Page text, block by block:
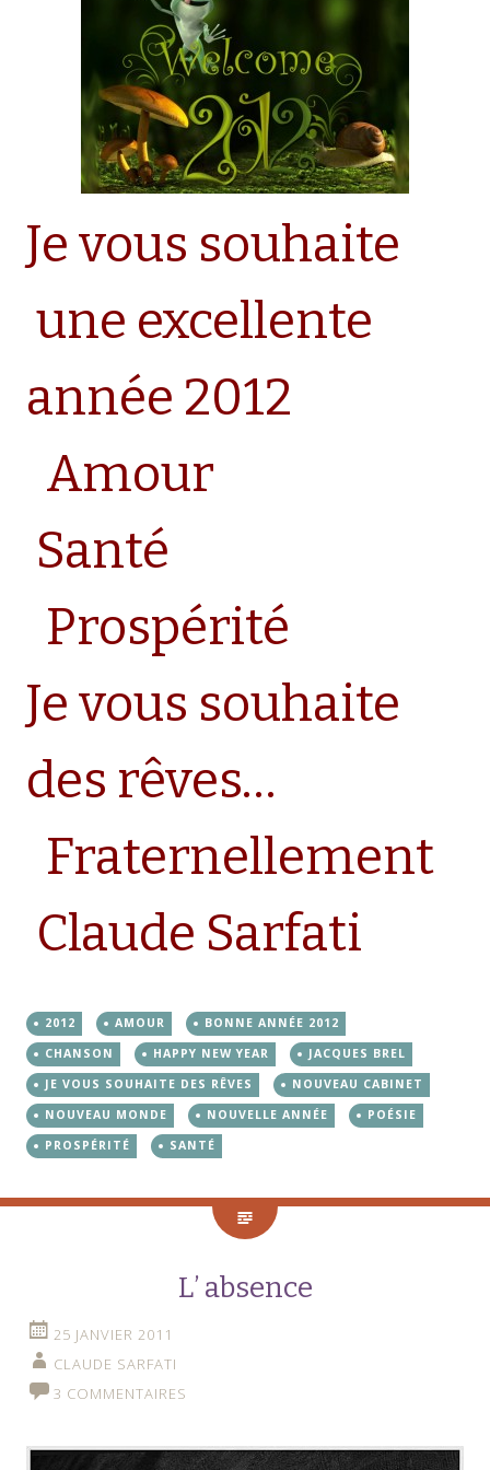
Je vous souhaite
une excellente
année 2012
Amour
Santé
Prospérité
Je vous souhaite
des rêves…
Fraternellement
Claude Sarfati
2012 AMOUR
BONNE ANNÉE 2012
CHANSON
HAPPY NEW YEAR
JACQUES BREL
JE VOUS SOUHAITE DES RÊVES
NOUVEAU CABINET
NOUVEAU MONDE
NOUVELLE ANNÉE
POÉSIE
PROSPÉRITÉ
SANTÉ
L’ absence
25 JANVIER 2011
CLAUDE SARFATI
3 COMMENTAIRES